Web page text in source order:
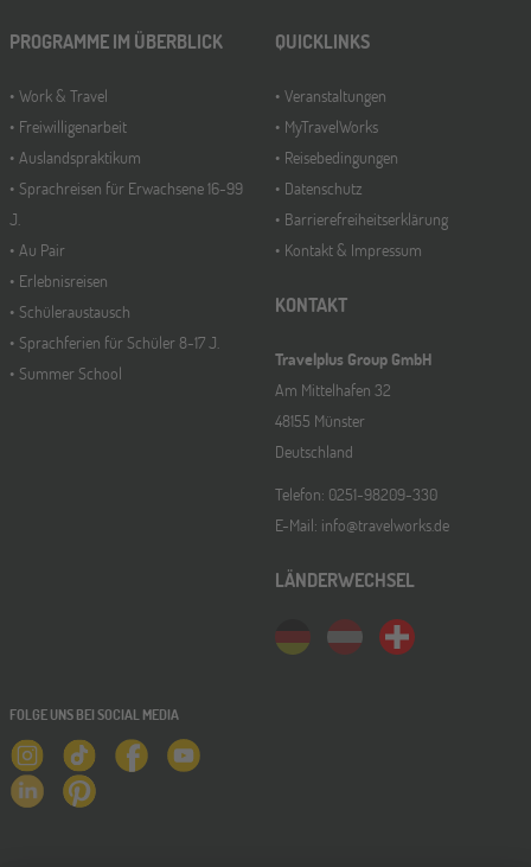
PROGRAMME IM ÜBERBLICK
Work & Travel
Freiwilligenarbeit
Auslandspraktikum
Sprachreisen für Erwachsene 16-99
J.
Au Pair
Erlebnisreisen
Schüleraustausch
Sprachferien für Schüler 8-17 J.
Summer School
QUICKLINKS
Veranstaltungen
MyTravelWorks
Reisebedingungen
Datenschutz
Barrierefreiheitserklärung
Kontakt & Impressum
KONTAKT
Travelplus Group GmbH
Am Mittelhafen 32
48155 Münster
Deutschland
Telefon: 0251-98209-330
E-Mail: info@travelworks.de
LÄNDERWECHSEL
FOLGE UNS BEI SOCIAL MEDIA